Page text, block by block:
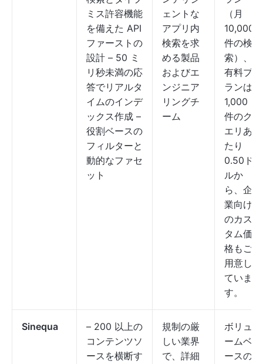
ミス許容機能
を備えた API
ファーストの
設計 – 50 ミ
リ秒未満の応
答でリアルタ
イムのインデ
ックス作成 –
役割ベースの
フィルターと
動的なファセ
ット
ェントな
アプリ内
検索を求
める製品
およびエ
ンジニア
リングチ
ーム
（月
10,000
件の検
索）、
有料プ
ランは
1,000
件のク
エリあ
たり
0.50ド
ルか
ら、企
業向け
のカス
タム価
格もご
用意し
ていま
す。
Sinequa
– 200 以上の
コンテンツソ
ースを横断す
規制の厳
しい業界
で、詳細
ボリュ
ームベ
ースの